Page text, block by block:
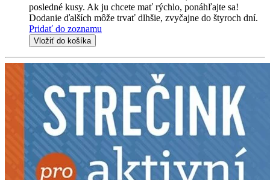
posledné kusy. Ak ju chcete mať rýchlo, ponáhľajte sa!
Dodanie ďalších môže trvať dlhšie, zvyčajne do štyroch dní.
Pridať do zoznamu
Vložiť do košíka